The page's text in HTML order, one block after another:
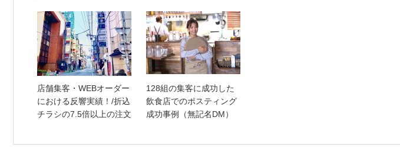
店舗集客・WEBオーダー
における反響実績！/折込
チラシの7.5倍以上の注文
128組の集客に成功した
飲食店でのポスティング
成功事例（無記名DM）